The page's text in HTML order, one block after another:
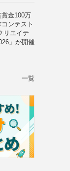
賞金100万
ンテスト
リエイテ
」が開催
一覧